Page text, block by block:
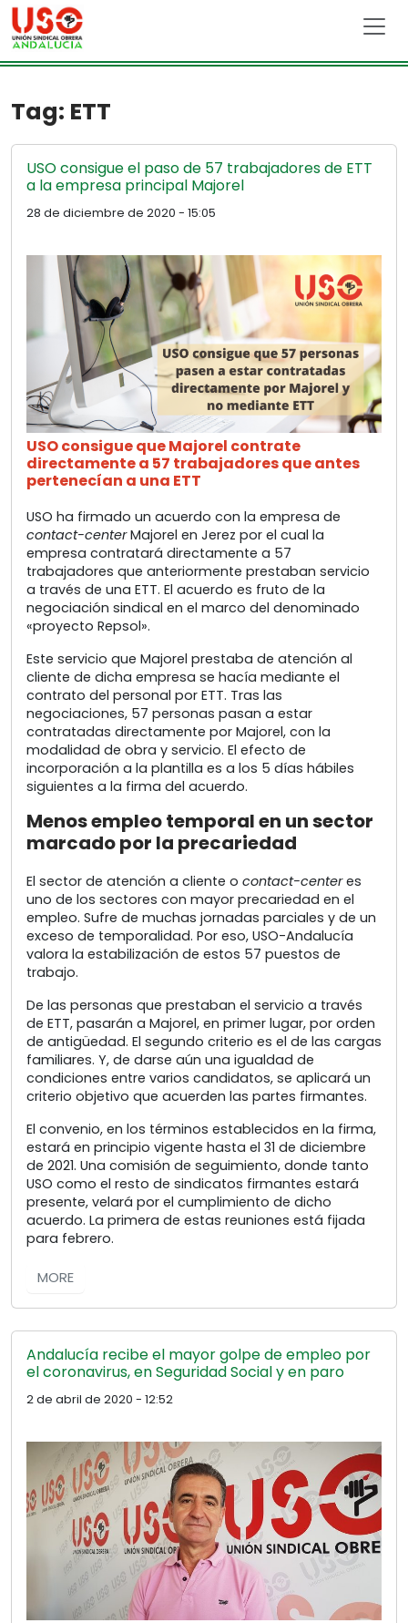
Skip to main content
Tag: ETT
USO consigue el paso de 57 trabajadores de ETT
a la empresa principal Majorel
28 de diciembre de 2020 - 15:05
USO consigue que Majorel contrate
directamente a 57 trabajadores que antes
pertenecían a una ETT
USO ha firmado un acuerdo con la empresa de
contact-centerMajorel en Jerez por el cual la
empresa contratará directamente a 57
trabajadores que anteriormente prestaban servicio
a través de una ETT. El acuerdo es fruto de la
negociación sindical en el marco del denominado
«proyecto Repsol».
Este servicio que Majorel prestaba de atención al
cliente de dicha empresa se hacía mediante el
contrato del personal por ETT. Tras las
negociaciones, 57 personas pasan a estar
contratadas directamente por Majorel, con la
modalidad de obra y servicio. El efecto de
incorporación a la plantilla es a los 5 días hábiles
siguientes a la firma del acuerdo.
Menos empleo temporal en un sector
marcado por la precariedad
El sector de atención a cliente o contact-centeres
uno de los sectores con mayor precariedad en el
empleo. Sufre de muchas jornadas parciales y de un
exceso de temporalidad. Por eso, USO-Andalucía
valora la estabilización de estos 57 puestos de
trabajo.
De las personas que prestaban el servicio a través
de ETT, pasarán a Majorel, en primer lugar, por orden
de antigüedad. El segundo criterio es el de las cargas
familiares. Y, de darse aún una igualdad de
condiciones entre varios candidatos, se aplicará un
criterio objetivo que acuerden las partes firmantes.
El convenio, en los términos establecidos en la firma,
estará en principio vigente hasta el 31 de diciembre
de 2021. Una comisión de seguimiento, donde tanto
USO como el resto de sindicatos firmantes estará
presente, velará por el cumplimiento de dicho
acuerdo. La primera de estas reuniones está fijada
para febrero.
MORE
Andalucía recibe el mayor golpe de empleo por
el coronavirus, en Seguridad Social y en paro
2 de abril de 2020 - 12:52